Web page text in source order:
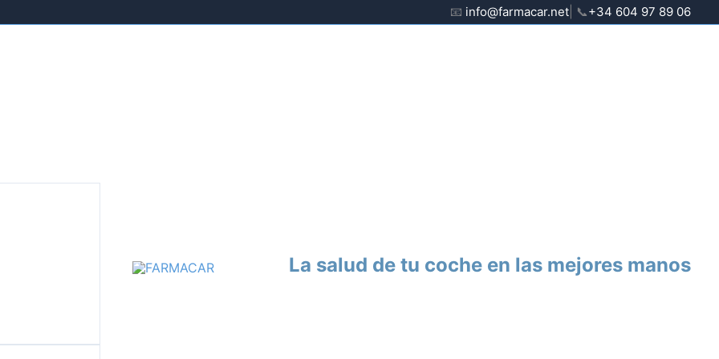
📧 info@farmacar.net | 📞+34 604 97 89 06
La salud de tu coche en las mejores manos